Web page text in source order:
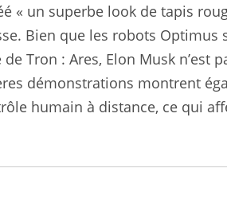
« un superbe look de tapis
Bien que les robots Optimus
Tron : Ares, Elon Musk n’est
démonstrations montrent
humain à distance, ce qui